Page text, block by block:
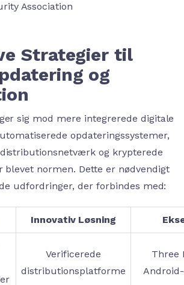
Association
Strategier til
og
sig mod mere integrerede digitale
opdateringssystemer,
og krypterede
blevet normen. Dette er nødvendigt
udfordringer, der forbindes med:
Innovativ Løsning
Verificerede
distributionsplatforme
Three